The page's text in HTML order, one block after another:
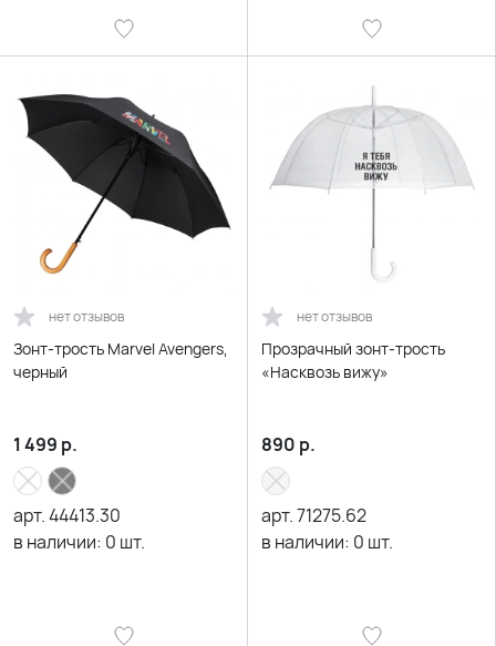
нет отзывов
Зонт-трость Marvel Avengers,
черный
1 499 р.
арт.44413.30
в наличии: 0 шт.
нет отзывов
Прозрачный зонт-трость
«Насквозь вижу»
890 р.
арт.71275.62
в наличии: 0 шт.